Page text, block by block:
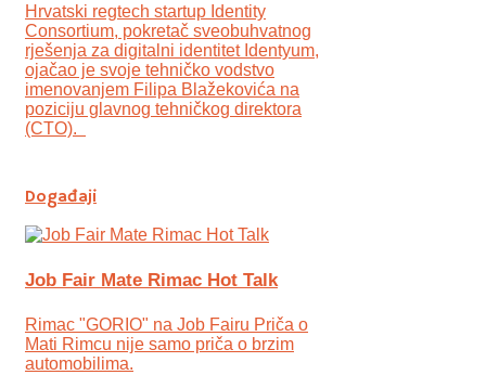
Hrvatski regtech startup Identity
Consortium, pokretač sveobuhvatnog
rješenja za digitalni identitet Identyum,
ojаčao je svoje tehničko vodstvo
imenovanjem Filipa Blažekovića na
poziciju glavnog tehničkog direktora
(CTO).
Događaji
Job Fair Mate Rimac Hot Talk
Rimac "GORIO" na Job Fairu Priča o
Mati Rimcu nije samo priča o brzim
automobilima.